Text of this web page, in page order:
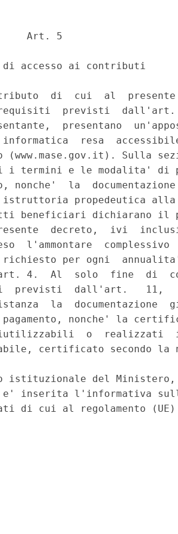
Art. 5
accesso ai contributi
di  cui  al
requisiti  previsti
presentano
informatica  resa
Sulla
i termini e le modalita' di
nonche'  la
propedeutica alla
beneficiari dichiarano il
decreto,  ivi
l'ammontare  complessivo
richiesto per ogni
4.  Al  solo  fine  di
previsti  dall'art.   11,
la  documentazione
nonche' la
o  realizzati
certificato secondo la
istituzionale del
e' inserita l'informativa